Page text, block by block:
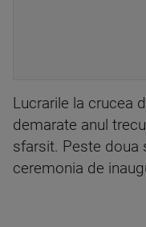
Lucrarile la crucea
demarate anul
sfarsit. Peste doua
ceremonia de